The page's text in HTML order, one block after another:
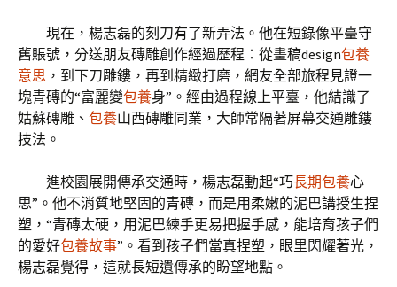
現在，楊志磊的刻刀有了新弄法。他在短錄像平臺守
舊賬號，分送朋友磚雕創作經過歷程：從畫稿design包養
意思 ，到下刀雕鏤，再到精緻打磨，網友全部旅程見證一
塊青磚的“富麗變包養身”。經由過程線上平臺，他結識了
姑蘇磚雕、 包養山西磚雕同業，大師常隔著屏幕交通雕鏤
技法。
進校園展開傳承交通時，楊志磊動起“巧長期包養心
思”。他不消質地堅固的青磚，而是用柔嫩的泥巴講授生捏
塑，“青磚太硬，用泥巴練手更易把握手感，能培育孩子們
的愛好包養故事”。看到孩子們當真捏塑，眼里閃耀著光，
楊志磊覺得，這就長短遺傳承的盼望地點。